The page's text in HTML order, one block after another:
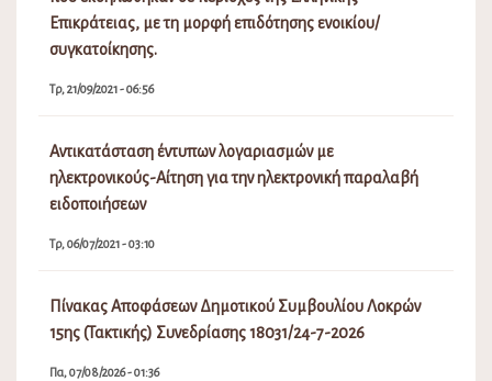
Επικράτειας, με τη μορφή επιδότησης ενοικίου/
συγκατοίκησης.
Τρ, 21/09/2021 - 06:56
Αντικατάσταση έντυπων λογαριασμών με
ηλεκτρονικούς-Αίτηση για την ηλεκτρονική παραλαβή
ειδοποιήσεων
Τρ, 06/07/2021 - 03:10
Πίνακας Αποφάσεων Δημοτικού Συμβουλίου Λοκρών
15ης (Τακτικής) Συνεδρίασης 18031/24-7-2026
Πα, 07/08/2026 - 01:36